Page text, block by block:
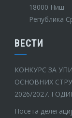
18000 Ниш
Република
ВЕСТИ
КОНКУРС ЗА
ОСНОВНИХ
2026/2027.
Посета